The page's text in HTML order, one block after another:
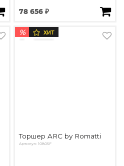
78 656 ₽
% ХИТ
Торшер ARC by Romatti
Артикул: 10805F